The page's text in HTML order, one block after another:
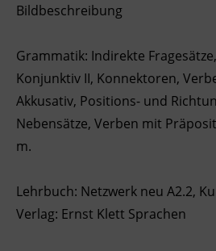
Bildbeschreibung
Grammatik: Indirekte
Konjunktiv II, Konnektoren,
Akkusativ, Positions- und
Nebensätze, Verben mit
m.
Lehrbuch: Netzwerk neu A2.2,
Verlag: Ernst Klett Sprachen